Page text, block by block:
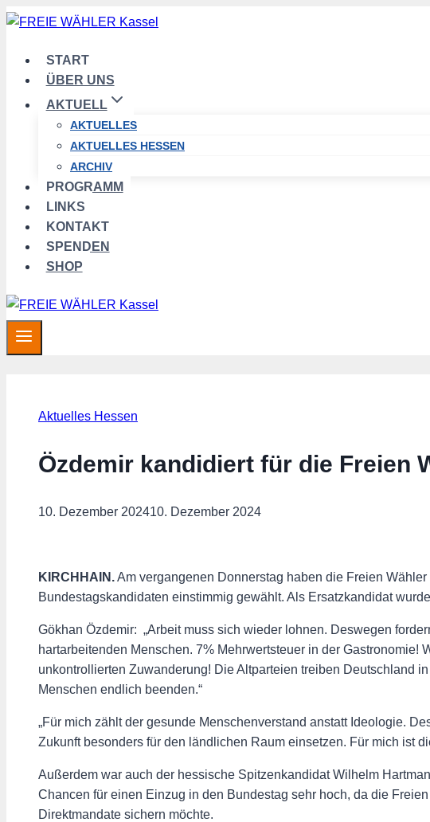
Zum
springenSTART
ÜBER UNS
AKTUELL
AKTUELLES
AKTUELLES HESSEN
ARCHIV
PROGRAMM
LINKS
KONTAKT
SPENDEN
SHOP
Aktuelles Hessen
Özdemir kandidiert für die Freien
10. Dezember 202410. Dezember 2024
KIRCHHAIN.Am vergangenen Donnerstag haben die Freien
Bundestagskandidaten einstimmig gewählt. Als Ersatzkandidat
Gökhan Özdemir: „Arbeit muss sich wieder lohnen. Deswegen
hartarbeitenden Menschen. 7% Mehrwertsteuer in der
unkontrollierten Zuwanderung! Die Altparteien treiben Deutschland
Menschen endlich beenden.“
„Für mich zählt der gesunde Menschenverstand anstatt Ideologie.
Zukunft besonders für den ländlichen Raum einsetzen. Für mich ist
Außerdem war auch der hessische Spitzenkandidat Wilhelm
Chancen für einen Einzug in den Bundestag sehr hoch, da die
Direktmandate sichern möchte.